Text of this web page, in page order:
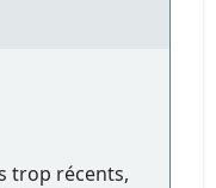
trop récents,